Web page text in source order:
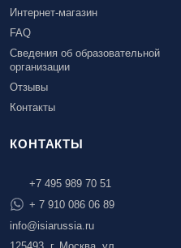
Интернет-магазин
FAQ
Сведения об образовательной
организации
Отзывы
Контакты
КОНТАКТЫ
+7 495 989 70 51
+ 7 910 086 06 89
info@isiarussia.ru